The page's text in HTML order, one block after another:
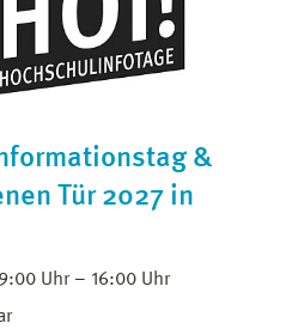
&
Tür 2027 in
Uhr – 16:00 Uhr